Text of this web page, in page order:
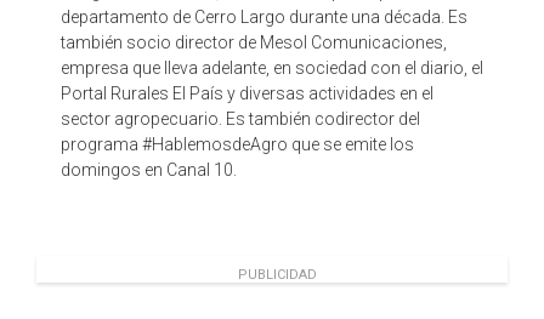
departamento de Cerro Largo durante una década. Es
también socio director de Mesol Comunicaciones,
empresa que lleva adelante, en sociedad con el diario, el
Portal Rurales El País y diversas actividades en el
sector agropecuario. Es también codirector del
programa #HablemosdeAgro que se emite los
domingos en Canal 10.
PUBLICIDAD